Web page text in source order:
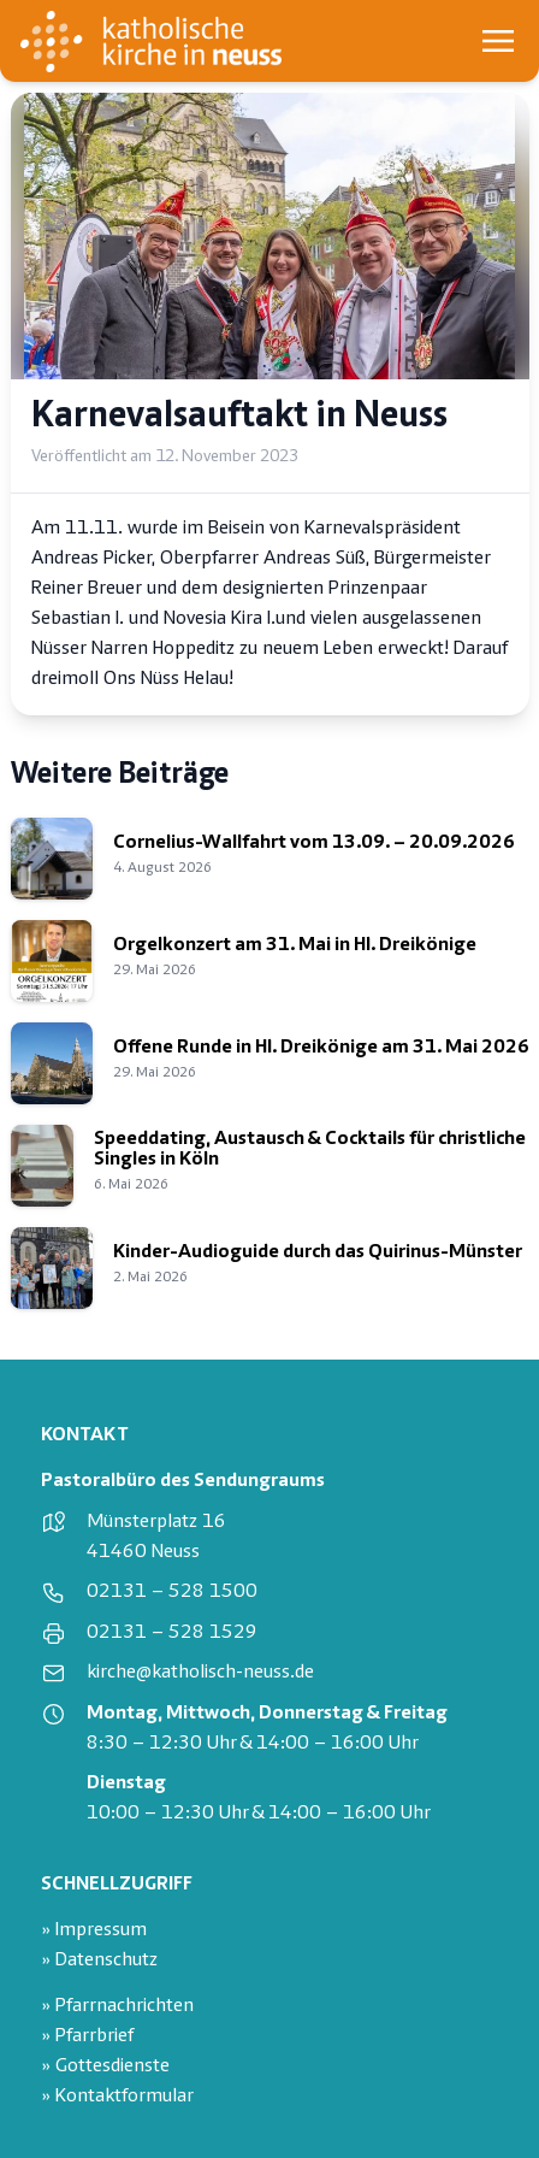
Karnevalsauftakt in Neuss
Veröffentlicht am 12. November 2023
Am 11.11. wurde im Beisein von Karnevalspräsident
Andreas Picker, Oberpfarrer Andreas Süß, Bürgermeister
Reiner Breuer und dem designierten Prinzenpaar
Sebastian I. und Novesia Kira I. und vielen ausgelassenen
Nüsser Narren Hoppeditz zu neuem Leben erweckt! Darauf
dreimoll Ons Nüss Helau!
Weitere Beiträge
Cornelius-Wallfahrt vom 13.09. – 20.09.2026
4. August 2026
Orgelkonzert am 31. Mai in Hl. Dreikönige
29. Mai 2026
Offene Runde in Hl. Dreikönige am 31. Mai 2026
29. Mai 2026
Speeddating, Austausch & Cocktails für christliche
Singles in Köln
6. Mai 2026
Kinder-Audioguide durch das Quirinus-Münster
2. Mai 2026
KONTAKT
Pastoralbüro des Sendungraums
Münsterplatz 16
41460 Neuss
02131 – 528 1500
02131 – 528 1529
kirche@katholisch-neuss.de
Montag, Mittwoch, Donnerstag & Freitag
8:30 – 12:30 Uhr & 14:00 – 16:00 Uhr
Dienstag
10:00 – 12:30 Uhr & 14:00 – 16:00 Uhr
SCHNELLZUGRIFF
» Impressum
» Datenschutz
» Pfarrnachrichten
» Pfarrbrief
» Gottesdienste
» Kontaktformular